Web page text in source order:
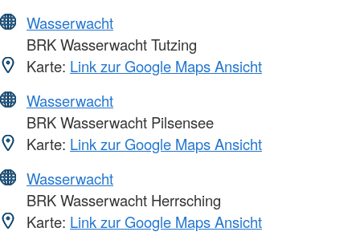
Wasserwacht
BRK Wasserwacht Tutzing
Karte: Link zur Google Maps Ansicht
Wasserwacht
BRK Wasserwacht Pilsensee
Karte: Link zur Google Maps Ansicht
Wasserwacht
BRK Wasserwacht Herrsching
Karte: Link zur Google Maps Ansicht